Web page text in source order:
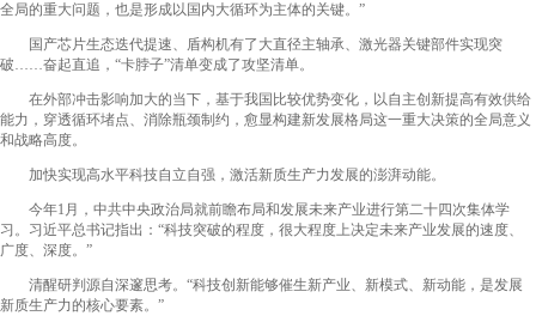
全局的重大问题，也是形成以国内大循环为主体的关键。”
国产芯片生态迭代提速、盾构机有了大直径主轴承、激光器关键部件实现突
破……奋起直追，“卡脖子”清单变成了攻坚清单。
在外部冲击影响加大的当下，基于我国比较优势变化，以自主创新提高有效供给
能力，穿透循环堵点、消除瓶颈制约，愈显构建新发展格局这一重大决策的全局意义
和战略高度。
加快实现高水平科技自立自强，激活新质生产力发展的澎湃动能。
今年1月，中共中央政治局就前瞻布局和发展未来产业进行第二十四次集体学
习。习近平总书记指出：“科技突破的程度，很大程度上决定未来产业发展的速度、
广度、深度。”
清醒研判源自深邃思考。“科技创新能够催生新产业、新模式、新动能，是发展
新质生产力的核心要素。”